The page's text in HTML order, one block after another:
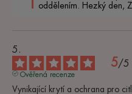
oddělením. Hezký den,
5/5
Ověřená recenze
Vynikající krytí a ochrana pro